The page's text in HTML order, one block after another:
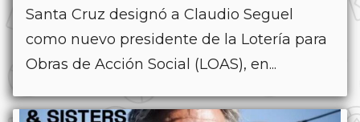
Santa Cruz designó a Claudio Seguel
como nuevo presidente de la Lotería para
Obras de Acción Social (LOAS), en...